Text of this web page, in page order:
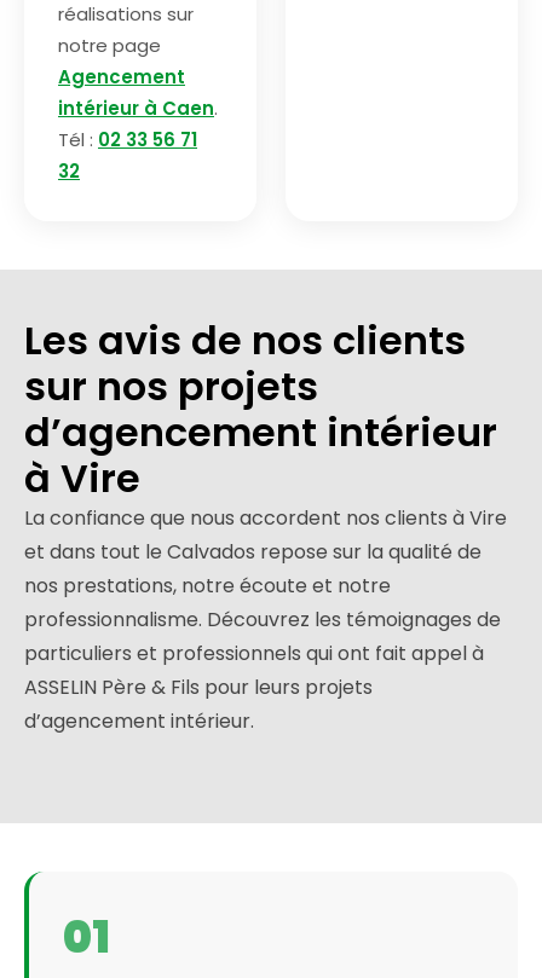
réalisations sur
notre page
Agencement
intérieur à Caen.
Tél : 02 33 56 71
32
Les avis de nos clients
sur nos projets
d’agencement intérieur
à Vire
La confiance que nous accordent nos clients à Vire
et dans tout le Calvados repose sur la qualité de
nos prestations, notre écoute et notre
professionnalisme. Découvrez les témoignages de
particuliers et professionnels qui ont fait appel à
ASSELIN Père & Fils pour leurs projets
d’agencement intérieur.
01